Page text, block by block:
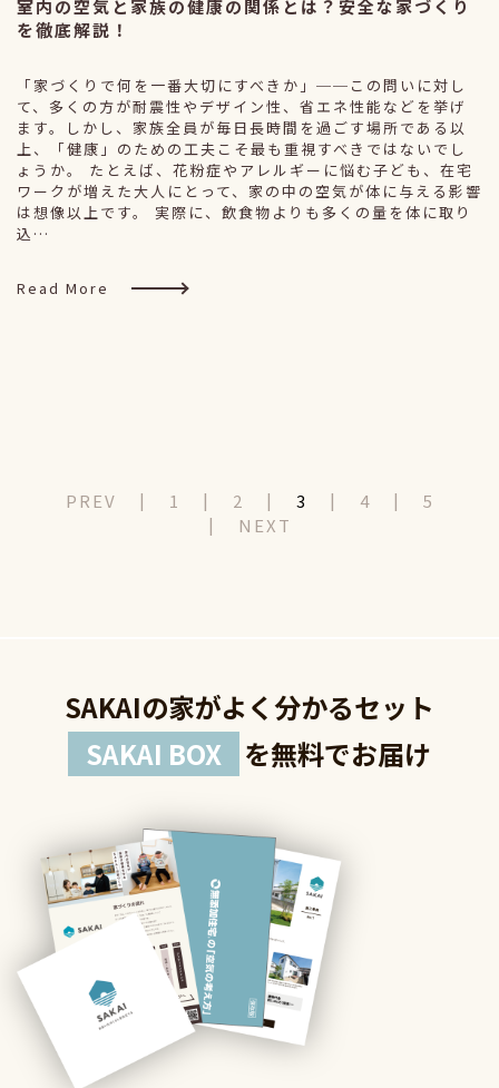
室内の空気と家族の健康の関係とは？安全な家づくり
を徹底解説！
「家づくりで何を一番大切にすべきか」──この問いに対し
て、多くの方が耐震性やデザイン性、省エネ性能などを挙げ
ます。しかし、家族全員が毎日長時間を過ごす場所である以
上、「健康」のための工夫こそ最も重視すべきではないでし
ょうか。 たとえば、花粉症やアレルギーに悩む子ども、在宅
ワークが増えた大人にとって、家の中の空気が体に与える影響
は想像以上です。 実際に、飲食物よりも多くの量を体に取り
込…
Read More
PREV 1 2 3 4
5
NEXT
SAKAIの家がよく分かるセット
SAKAI BOX
を無料でお届け